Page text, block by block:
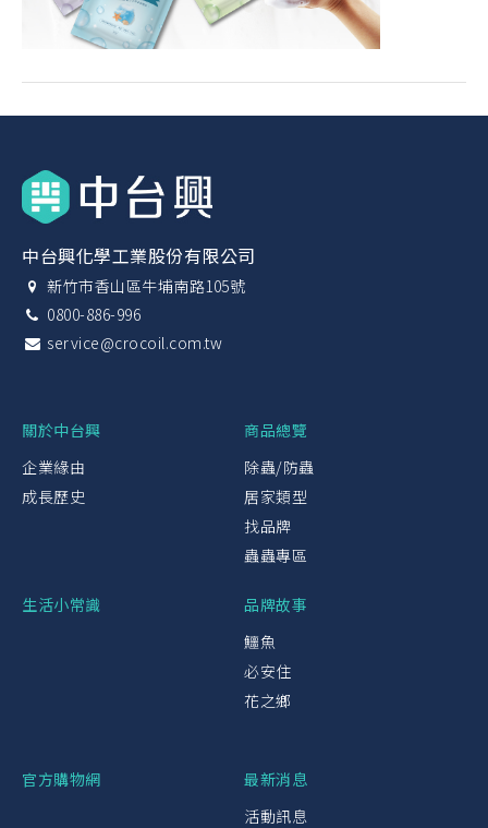
中台興化學工業股份有限公司
新竹市香山區牛埔南路105號
0800-886-996
service@crocoil.com.tw
關於中台興
企業緣由
成長歷史
商品總覽
除蟲/防蟲
居家類型
找品牌
蟲蟲專區
生活小常識
品牌故事
鱷魚
必安住
花之鄉
官方購物網
最新消息
活動訊息